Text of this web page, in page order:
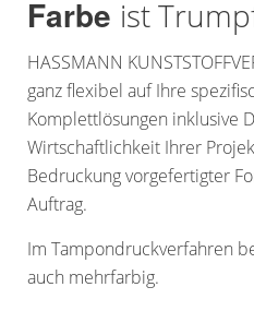
Farbe ist
HASSMANN
ganz flexibel auf Ihre
Komplettlösungen inklusive
Wirtschaftlichkeit Ihrer
Bedruckung vorgefertigter
Auftrag.
Im Tampondruckverfahren
auch mehrfarbig.